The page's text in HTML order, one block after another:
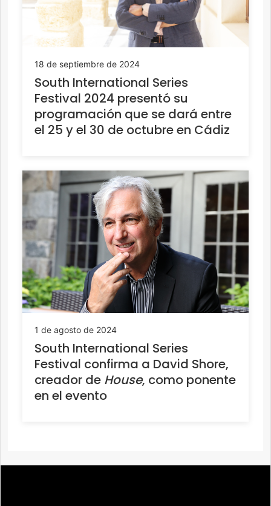
18 de septiembre de 2024
South International Series
Festival 2024 presentó su
programación que se dará entre
el 25 y el 30 de octubre en Cádiz
1 de agosto de 2024
South International Series
Festival confirma a David Shore,
creador de House, como ponente
en el evento